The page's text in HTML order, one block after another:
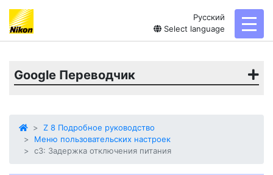
Русский
Select language
Google Переводчик
Z 8 Подробное руководство
Меню пользовательских настроек
c3: Задержка отключения питания